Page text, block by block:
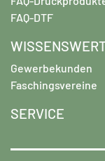
FAQ-DTF
Gewerbekunden
Faschingsvereine
SERVICE